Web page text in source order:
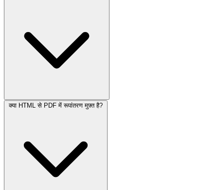
क्या HTML से PDF में रूपांतरण मुफ़्त है?